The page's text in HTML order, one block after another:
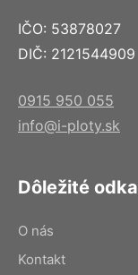
IČO: 53878027
DIČ: 2121544909
0915 950 055
info@i-ploty.sk
Dôležité
O nás
Kontakt